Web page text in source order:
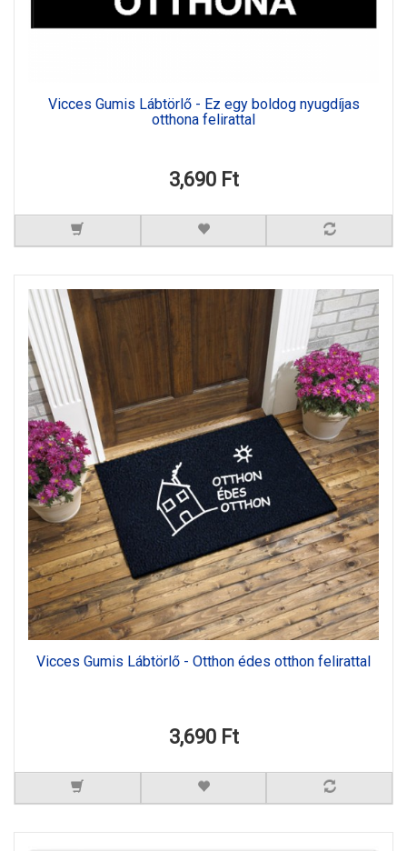
Vicces Gumis Lábtörlő - Ez egy boldog nyugdíjas
otthona felirattal
3,690 Ft
Vicces Gumis Lábtörlő - Otthon édes otthon felirattal
3,690 Ft